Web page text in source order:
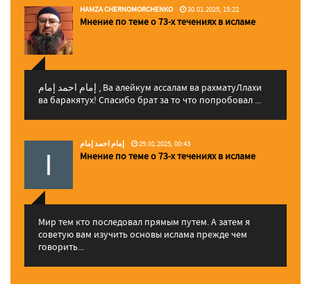
HAMZA CHERNOMORCHENKO 30.01.2025, 15:22
Мнение по теме о 73-х течениях в исламе
إمام احمد إمام , Ва алейкум ассалам ва рахматуЛлахи
ва баракятух! Спасибо брат за то что попробовал ...
إمام احمد إمام 29.01.2025, 00:43
Мнение по теме о 73-х течениях в исламе
Мир тем кто последовал прямым путем. А затем я
советую вам изучить основы ислама прежде чем
говорить...